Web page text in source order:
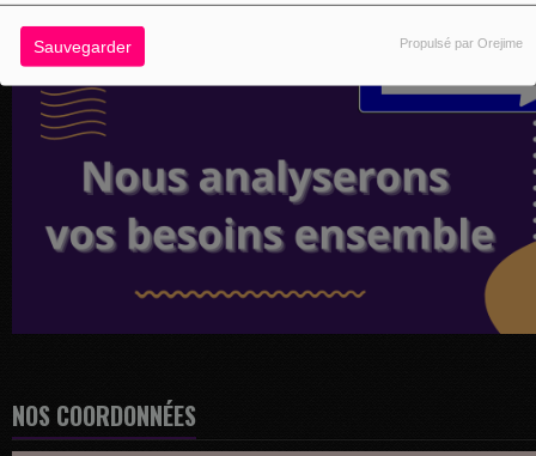
Sauvegarder Propulsé par Orejime
NOS COORDONNÉES